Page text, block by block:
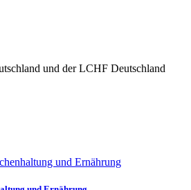
und der LCHF Deutschland